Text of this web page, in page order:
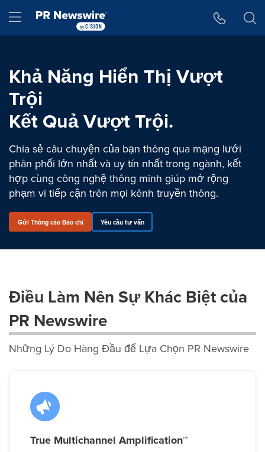
Hamburger menu
Khả Năng Hiển Thị Vượt
Trội
Kết Quả Vượt Trội.
Chia sẻ câu chuyện của bạn thông qua mạng lưới
phân phối lớn nhất và uy tín nhất trong ngành, kết
hợp cùng công nghệ thông minh giúp mở rộng
phạm vi tiếp cận trên mọi kênh truyền thông.
Gửi Thông cáo Báo chí Yêu cầu tư vấn
Điều Làm Nên Sự Khác Biệt của
PR Newswire
Những Lý Do Hàng Đầu để Lựa Chọn PR Newswire
True Multichannel Amplification™